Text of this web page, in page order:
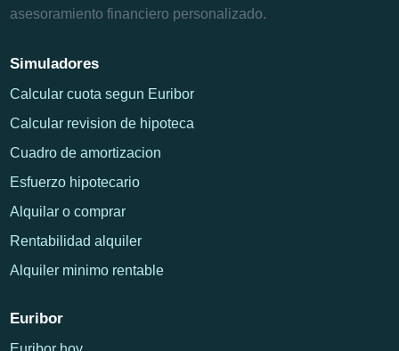
asesoramiento financiero personalizado.
Simuladores
Calcular cuota segun Euribor
Calcular revision de hipoteca
Cuadro de amortizacion
Esfuerzo hipotecario
Alquilar o comprar
Rentabilidad alquiler
Alquiler minimo rentable
Euribor